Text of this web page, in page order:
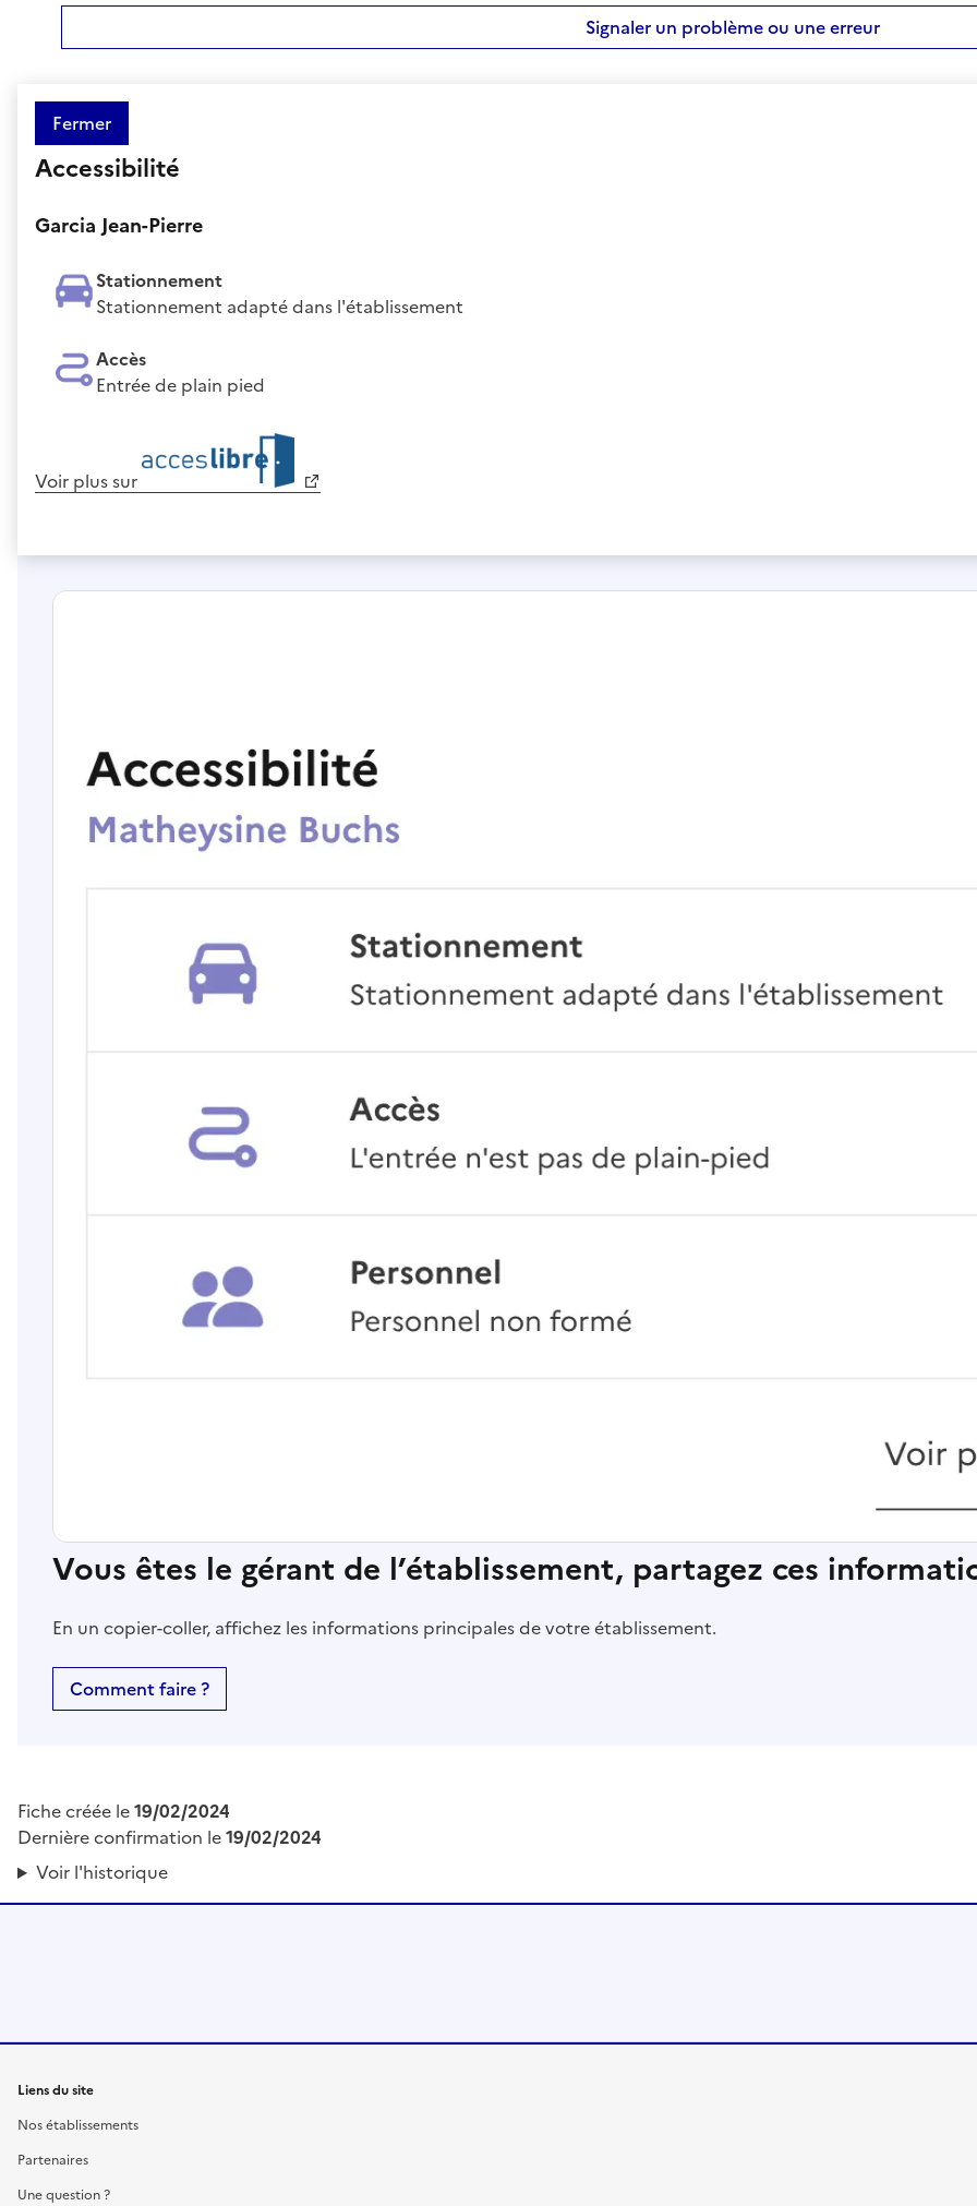
Signaler un problème ou une erreur
Fermer
Accessibilité
Garcia Jean-Pierre
Stationnement
Stationnement adapté dans l'établissement
Accès
Entrée de plain pied
Voir plus sur
Vous êtes le gérant de l’établissement, partagez ces
En un copier-coller, affichez les informations principales de votre établissement.
Comment faire ?
Fiche créée le19/02/2024
Dernière confirmation le19/02/2024
Voir l'historique
Liens du site
Nos établissements
Partenaires
Une question ?